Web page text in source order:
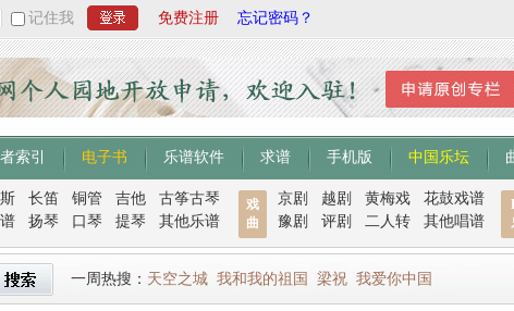
记住我 免费注册 忘记密码？
索引 电子书 乐谱软件 求谱 手机版 中国乐坛
长笛 铜管 吉他
古筝古琴
扬琴 口琴 提琴 其他乐谱
戏
曲
京剧 越剧 黄梅戏
花鼓戏谱
豫剧
评剧 二人转 其他唱谱
一周热搜： 天空之城 我和我的祖国 梁祝 我爱你中国